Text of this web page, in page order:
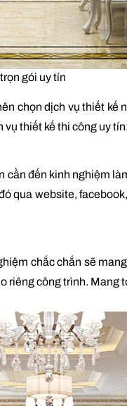
gói uy tín
chọn dịch vụ thiết kế
vụ thiết kế thi công uy
cần đến kinh nghiệm
qua website,
chắc chắn sẽ
riêng công trình. Mang